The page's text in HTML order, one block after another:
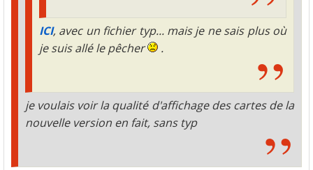
ICI, avec un fichier typ... mais je ne sais plus où
je suis allé le pêcher
.
je voulais voir la qualité d'affichage des cartes de la
nouvelle version en fait, sans typ